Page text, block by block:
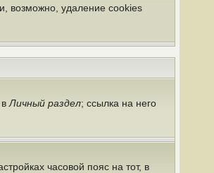
возможно, удаление cookies
Личный раздел; ссылка на него
часовой пояс на тот, в